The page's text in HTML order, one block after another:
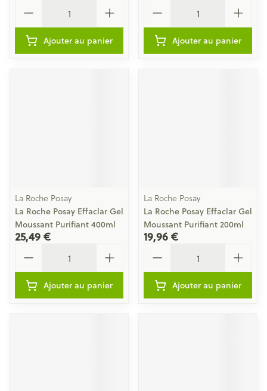
Ajouter au panier Ajouter au panier
La Roche Posay
La Roche Posay Effaclar Gel
Moussant Purifiant 400ml
25,49 €
Ajouter au panier
La Roche Posay
La Roche Posay Effaclar Gel
Moussant Purifiant 200ml
19,96 €
Ajouter au panier